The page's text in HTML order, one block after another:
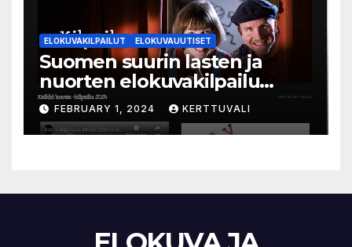
ELOKUVAKILPAILUT ELOKUVAUUTISET
Suomen suurin lasten ja
nuorten elokuvakilpailu
alkaa – suojelijana Aki
Kaurismäki
FEBRUARY 1, 2024 KERTTUVALI